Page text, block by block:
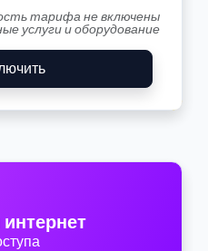
тарифа не включены
услуги и оборудование